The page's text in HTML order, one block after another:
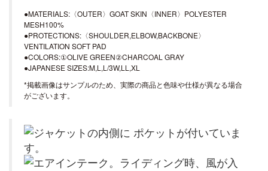
●MATERIALS:〈OUTER〉GOAT SKIN〈INNER〉POLYESTER
MESH100%
●PROTECTIONS:〈SHOULDER,ELBOW,BACKBONE〉
VENTILATION SOFT PAD
●COLORS:①OLIVE GREEN②CHARCOAL GRAY
●JAPANESE SIZES:M,L,L/3W,LL,XL
*掲載画像はサンプルのため、実際の商品と色味や仕様が異なる場合
がございます。